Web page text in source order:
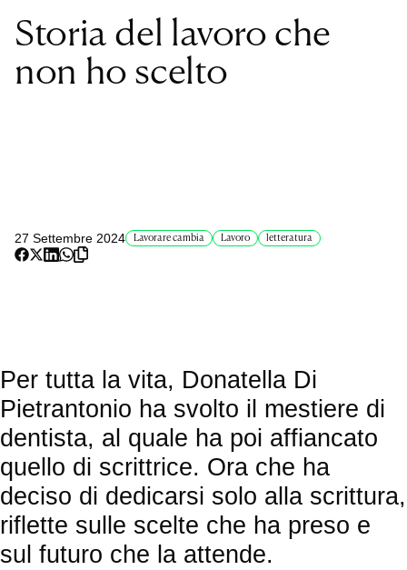
Storia del lavoro che
non ho scelto
27 Settembre 2024 Lavorare cambia Lavoro letteratura
Per tutta la vita, Donatella Di
Pietrantonio ha svolto il mestiere di
dentista, al quale ha poi affiancato
quello di scrittrice. Ora che ha
deciso di dedicarsi solo alla scrittura,
riflette sulle scelte che ha preso e
sul futuro che la attende.